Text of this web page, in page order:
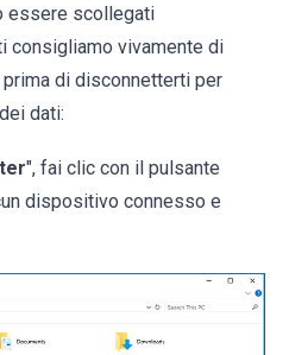
essere scollegati
consigliamo vivamente di
di disconnetterti per
dati:
", fai clic con il pulsante
dispositivo connesso e